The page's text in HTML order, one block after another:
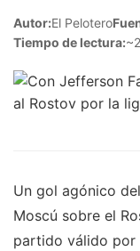
Autor:El Pelotero
Tiempo de lectura:
Un gol agónico
Moscú sobre el
partido válido por